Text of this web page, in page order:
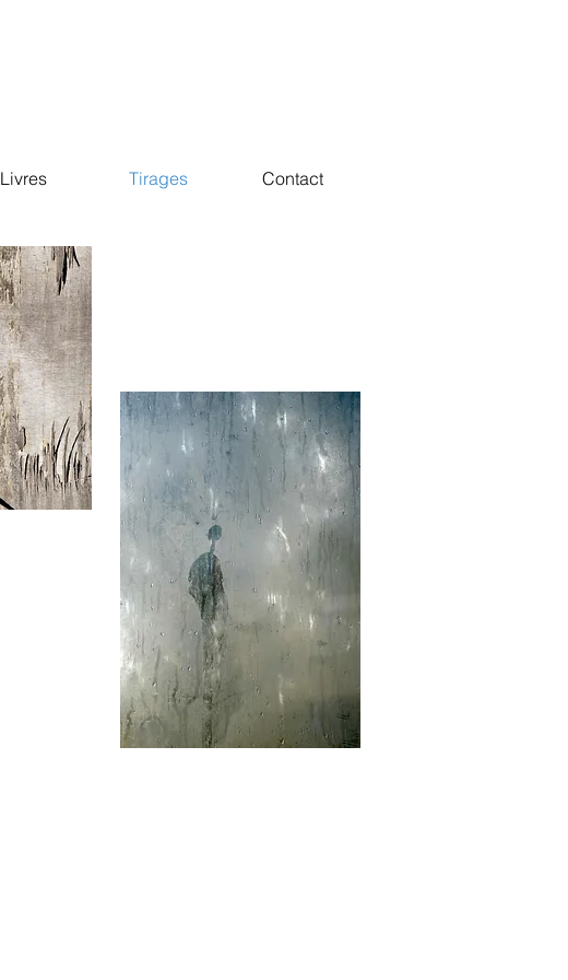
Livres Tirages Contact